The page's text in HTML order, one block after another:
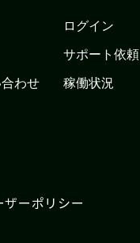
わせ
ログイン
サポート依頼
稼働状況
ザーポリシー